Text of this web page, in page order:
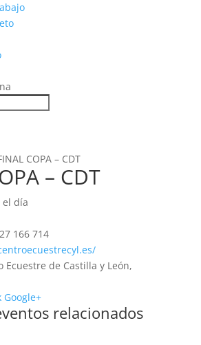
COPA – CDT
– CDT
el día
166 714
Ecuestre de Castilla y León,
Google+
relacionados